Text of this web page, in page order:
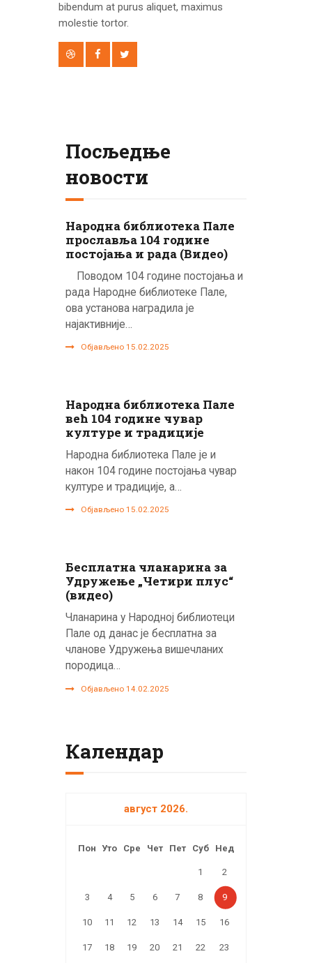
bibendum at purus aliquet, maximus
molestie tortor.
Посљедње
новости
Народна библиотека Пале
прославља 104 године
постојања и рада (Видео)
Поводом 104 године постојања и
рада Народне библиотеке Пале,
ова установа наградила је
најактивније…
Објављено 15.02.2025
Народна библиотека Пале
већ 104 године чувар
културе и традиције
Народна библиотека Пале је и
након 104 године постојања чувар
културе и традиције, а…
Објављено 15.02.2025
Бесплатна чланарина за
Удружење „Четири плус“
(видео)
Чланарина у Народној библиотеци
Пале од данас је бесплатна за
чланове Удружења вишечланих
породица…
Објављено 14.02.2025
Календар
август 2026.
Пон Уто Сре Чет Пет Суб Нед
1 2
3 4 5 6 7 8 9
10 11 12 13 14 15 16
17 18 19 20 21 22 23